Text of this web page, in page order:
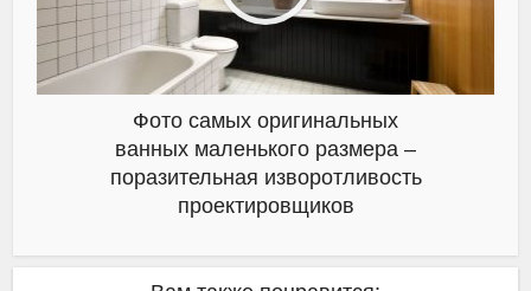
Фото самых оригинальных
ванных маленького размера –
поразительная изворотливость
проектировщиков